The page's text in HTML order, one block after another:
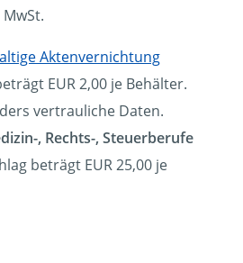
Aktenvernichtung
EUR 2,00 je Behälter.
vertrauliche Daten.
, Rechts-, Steuerberufe
beträgt EUR 25,00 je